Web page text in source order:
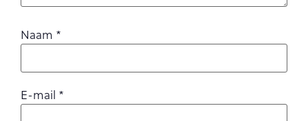
Naam *
E-mail *